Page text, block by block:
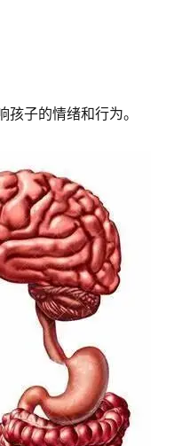
孩子的情绪和行为。